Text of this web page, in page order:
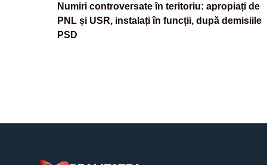
Numiri controversate în teritoriu: apropiați de
PNL și USR, instalați în funcții, după demisiile
PSD